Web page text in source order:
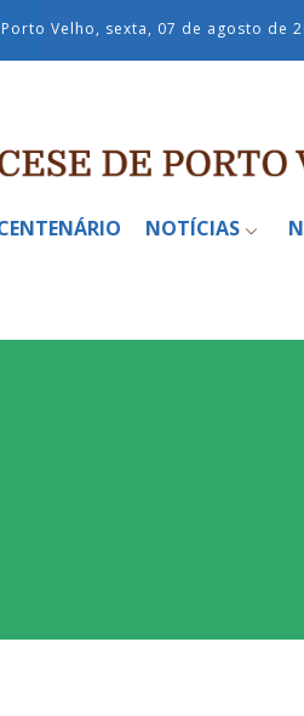
Porto Velho, sexta, 07 de agosto de
NOTÍCIAS